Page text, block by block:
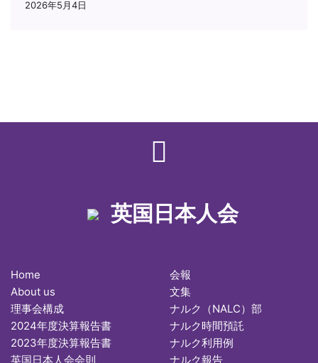
2026年5月4日
英国日本人会
Home
About us
理事会構成
2024年度決算報告書
2023年度決算報告書
英国日本人会会則
会報
文集
ナルク（NALC）部
ナルク時間預託
ナルク利用例
ナルク報告